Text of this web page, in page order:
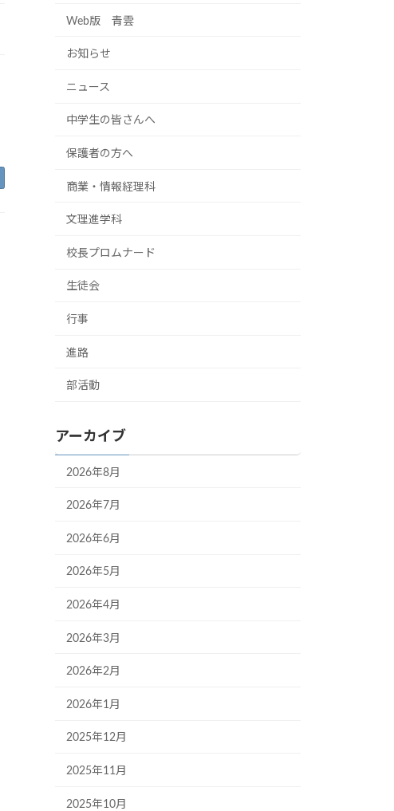
Web版 青雲
お知らせ
ニュース
中学生の皆さんへ
保護者の方へ
商業・情報経理科
文理進学科
校長プロムナード
生徒会
行事
進路
部活動
アーカイブ
2026年8月
2026年7月
2026年6月
2026年5月
2026年4月
2026年3月
2026年2月
2026年1月
2025年12月
2025年11月
2025年10月